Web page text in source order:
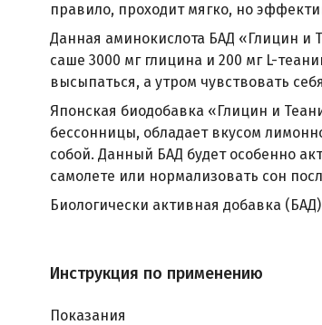
правило, проходит мягко, но
Данная аминокислота БАД «Глицин и
саше 3000 мг глицина и 200 мг L-
высыпаться, а утром чувствовать
Японская биодобавка «Глицин и
бессонницы, обладает вкусом
собой. Данный БАД будет особенно
самолете или нормализовать сон
Биологически активная добавка
Инструкция по применению
Показания